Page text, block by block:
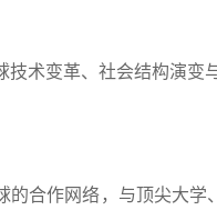
技术变革、社会结构演变
的合作网络，与顶尖大